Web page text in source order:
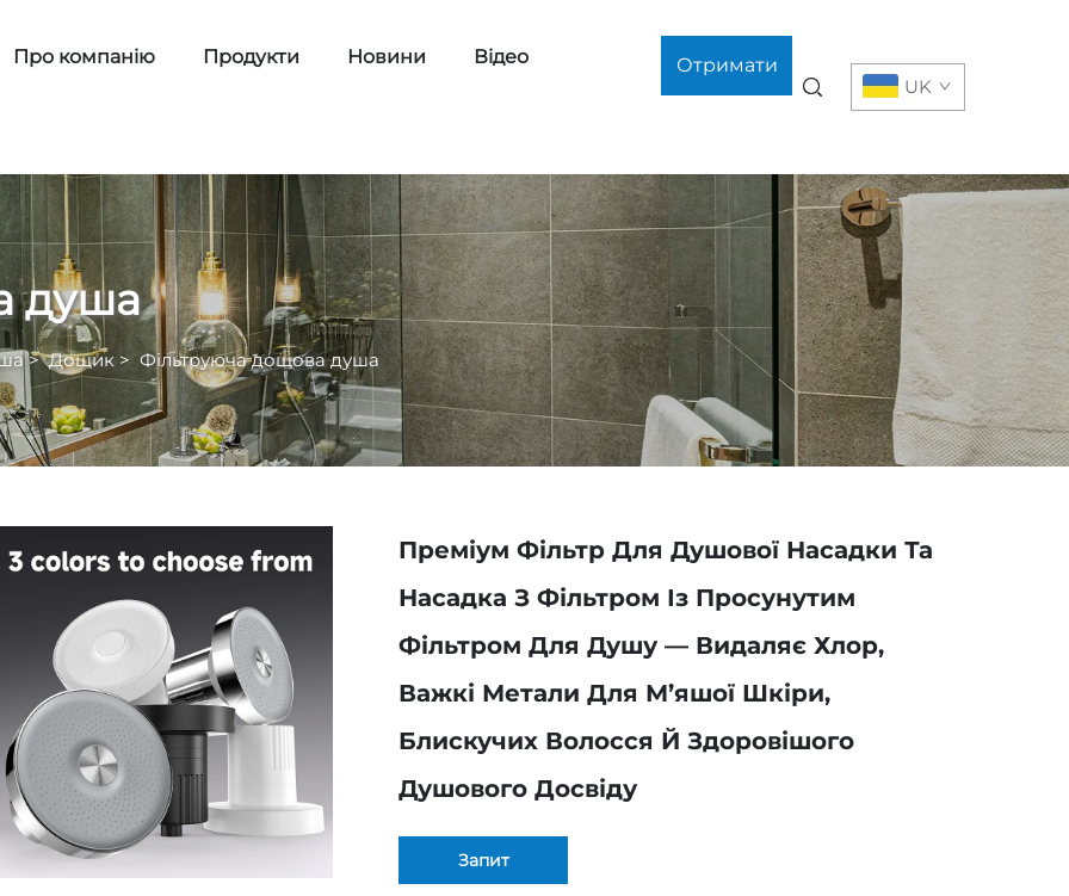
Про компанію Продукти Новини Відео Отримати
UK
душа
>Дощик> Фільтруюча дощова душа
Преміум Фільтр Для Душової Насадки Та
Насадка З Фільтром Із Просунутим
Фільтром Для Душу — Видаляє Хлор,
Важкі Метали Для М’яшої Шкіри,
Блискучих Волосся Й Здоровішого
Душового Досвіду
Запит